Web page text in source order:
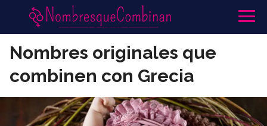
Nombres originales que
combinen con Grecia